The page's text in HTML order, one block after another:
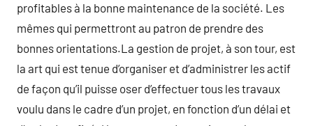
profitables à la bonne maintenance de la société. Les
mêmes qui permettront au patron de prendre des
bonnes orientations.La gestion de projet, à son tour, est
la art qui est tenue d’organiser et d’administrer les actif
de façon qu’il puisse oser d’effectuer tous les travaux
voulu dans le cadre d’un projet, en fonction d’un délai et